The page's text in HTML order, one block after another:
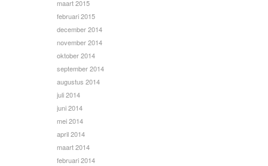
maart 2015
februari 2015
december 2014
november 2014
oktober 2014
september 2014
augustus 2014
juli 2014
juni 2014
mei 2014
april 2014
maart 2014
februari 2014